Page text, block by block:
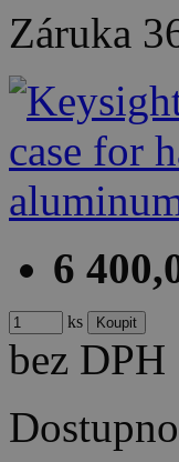
Záruka
6
ks
bez DPH